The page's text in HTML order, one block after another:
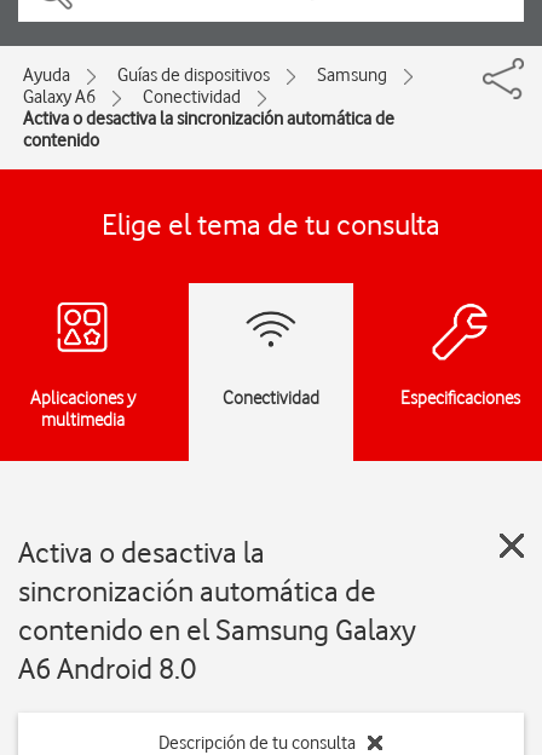
Ayuda Guías de dispositivos
Samsung
Galaxy A6
Conectividad
Activa o desactiva la sincronización automática de
contenido
Elige el tema de tu consulta
Aplicaciones y
multimedia
Conectividad Especificaciones
Activa o desactiva la
sincronización automática de
contenido en el Samsung Galaxy
A6 Android 8.0
Descripción de tu consulta